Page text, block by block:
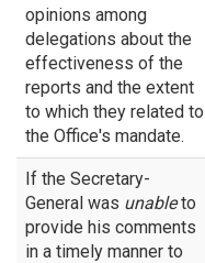
opinions among
delegations about the
effectiveness of the
reports and the extent
to which they related to
the Office's mandate.
If the Secretary-
General was unableto
provide his comments
in a timely manner to